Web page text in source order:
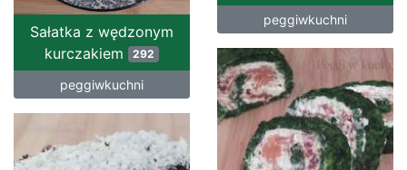
peggiwkuchni
Sałatka z wędzonym
kurczakiem 292
peggiwkuchni